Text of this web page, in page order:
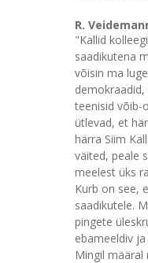
R.
"Kallid
saadikutena
võisin ma
teenisid võib-
ütlevad, et
härra Siim
väited, peale
meelest üks
Kurb on see,
saadikutele.
pingete
ebameeldiv
Mingil määral